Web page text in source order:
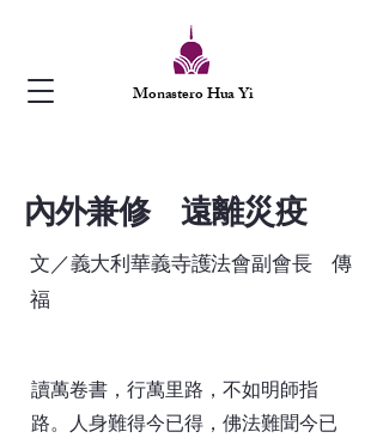
Monastero Hua Yi
內外兼修 遠離災疫
文／義大利華義寺護法會副會長 傳
福
讀萬卷書，行萬里路，不如明師指
路。人身難得今已得，佛法難聞今已